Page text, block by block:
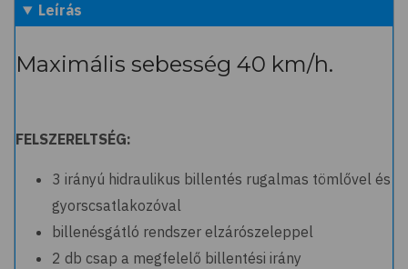
Leírás
Maximális sebesség 40 km/h.
FELSZERELTSÉG:
3 irányú hidraulikus billentés rugalmas tömlővel és
gyorscsatlakozóval
billenésgátló rendszer elzárószeleppel
2 db csap a megfelelő billentési irány